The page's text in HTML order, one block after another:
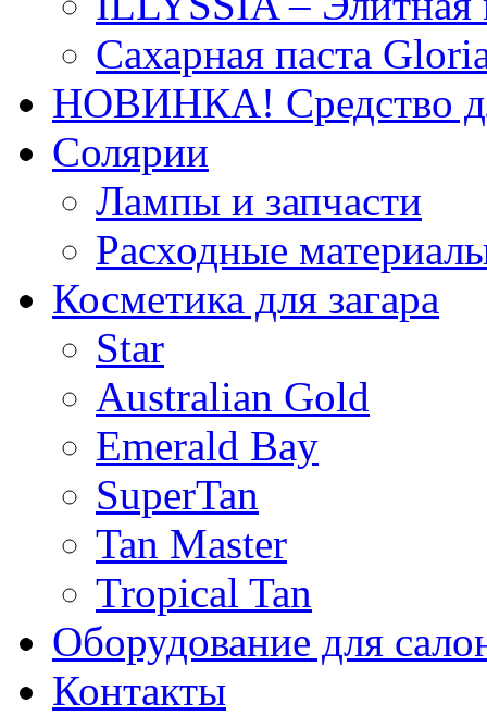
Сахарная паста
НОВИНКА! Средство
Солярии
Лампы и запчасти
Расходные
Косметика для загара
Star
Australian Gold
Emerald Bay
SuperTan
Tan Master
Tropical Tan
Оборудование для
Контакты